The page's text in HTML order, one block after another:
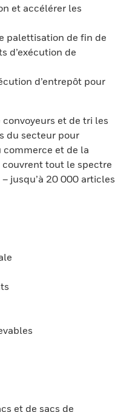
et accélérer les
palettisation de fin de
d’exécution de
d’entrepôt pour
et de tri les
du secteur pour
et de la
tout le spectre
jusqu’à 20 000 articles
et de sacs de